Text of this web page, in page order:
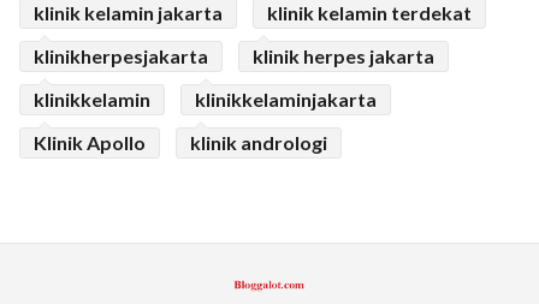
klinik kelamin jakarta
klinik kelamin terdekat
klinikherpesjakarta
klinik herpes jakarta
klinikkelamin
klinikkelaminjakarta
Klinik Apollo
klinik andrologi